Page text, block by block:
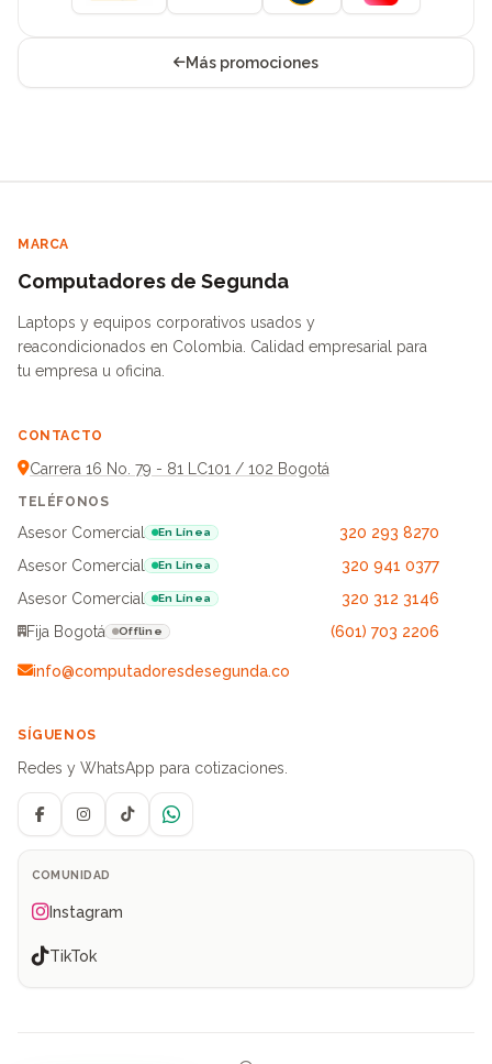
Más promociones
MARCA
Computadores de Segunda
Laptops y equipos corporativos usados y
reacondicionados en Colombia. Calidad empresarial para
tu empresa u oficina.
CONTACTO
Carrera 16 No. 79 - 81 LC101 / 102 Bogotá
TELÉFONOS
Asesor Comercial En Línea
320 293 8270
Asesor Comercial
En Línea
320 941 0377
Asesor Comercial
En Línea
320 312 3146
Fija Bogotá
Offline (601) 703 2206
info@computadoresdesegunda.co
SÍGUENOS
Redes y WhatsApp para cotizaciones.
FacebookInstagramTikTokWhatsApp
COMUNIDAD
Instagram
TikTok